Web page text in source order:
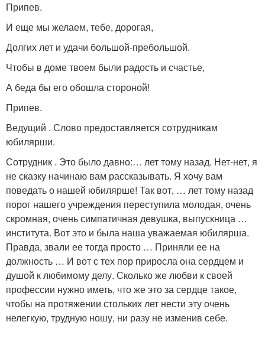
Припев.
И еще мы желаем, тебе, дорогая,
Долгих лет и удачи большой-пребольшой.
Чтобы в доме твоем были радость и счастье,
А беда бы его обошла стороной!
Припев.
Ведущий . Слово предоставляется сотрудникам
юбилярши.
Сотрудник . Это было давно:… лет тому назад. Нет-нет, я
не сказку начинаю вам рассказывать. Я хочу вам
поведать о нашей юбилярше! Так вот, … лет тому назад
порог нашего учреждения переступила молодая, очень
скромная, очень симпатичная девушка, выпускница …
института. Вот это и была наша уважаемая юбилярша.
Правда, звали ее тогда просто … Приняли ее на
должность … И вот с тех пор приросла она сердцем и
душой к любимому делу. Сколько же любви к своей
профессии нужно иметь, что же это за сердце такое,
чтобы на протяжении стольких лет нести эту очень
нелегкую, трудную ношу, ни разу не изменив себе.